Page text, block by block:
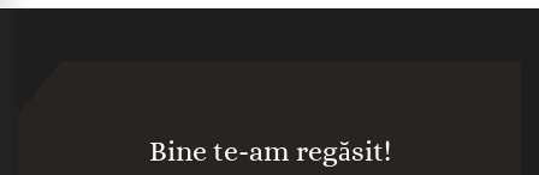
Bine te-am regăsit!